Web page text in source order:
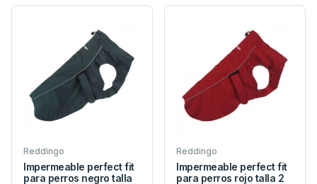
Reddingo
Impermeable perfect fit
para perros negro talla
Reddingo
Impermeable perfect fit
para perros rojo talla 2